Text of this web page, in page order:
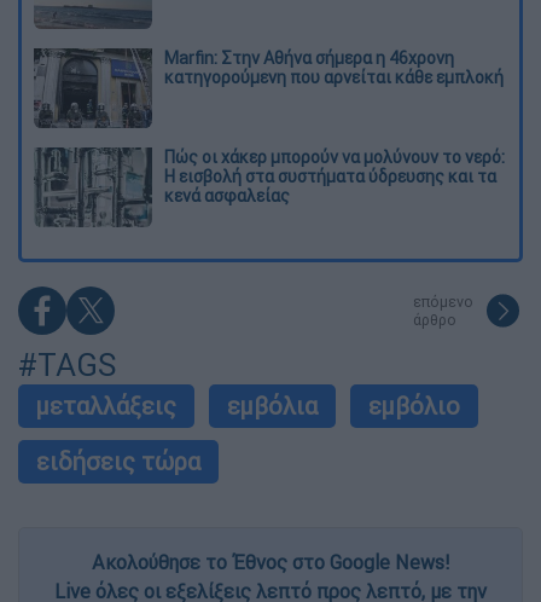
Marfin: Στην Αθήνα σήμερα η 46χρονη
κατηγορούμενη που αρνείται κάθε εμπλοκή
Πώς οι χάκερ μπορούν να μολύνουν το νερό:
Η εισβολή στα συστήματα ύδρευσης και τα
κενά ασφαλείας
επόμενο
άρθρο
#TAGS
μεταλλάξεις εμβόλια
εμβόλιο
ειδήσεις τώρα
Ακολούθησε το Έθνος στο Google News!
Live όλες οι εξελίξεις λεπτό προς λεπτό, με την